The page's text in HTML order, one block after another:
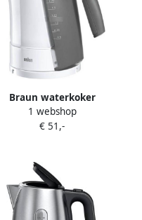
Braun waterkoker
Multiquick 3 WK 300 1 7
liter
1 webshop
€ 51,-